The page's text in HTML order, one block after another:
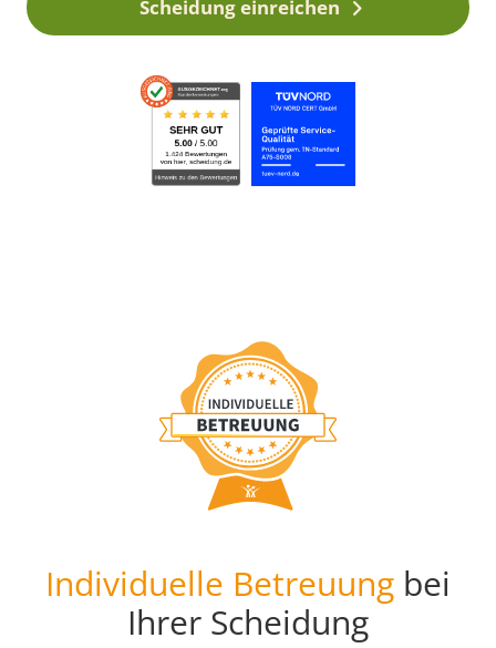
Scheidung einreichen
Individuelle Betreuung bei
Ihrer Scheidung